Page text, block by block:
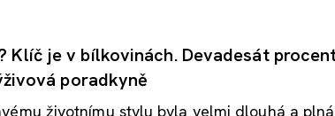
Klíč je v bílkovinách. Devadesát
poradkyně
životnímu stylu byla velmi dlouhá a plná